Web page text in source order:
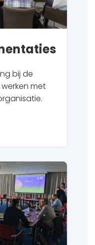
bij de
met